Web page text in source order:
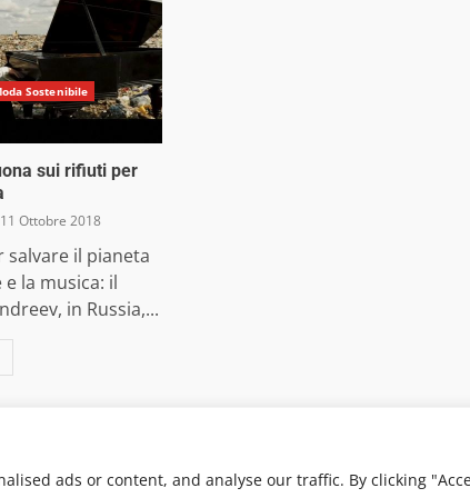
ads or content, and analyse our traffic. By clicking
Sostenibile
sui rifiuti per
11 Ottobre 2018
il pianeta
la musica: il
in Russia,...
Srl - Via Cavour 310 - 00184 Roma - P.Iva
può pertanto considerarsi un prodotto editoriale ai
von AF themes.